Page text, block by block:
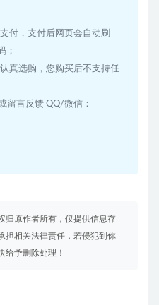
付，支付后网页会自动刷
；
真选购，您购买后不支持任
留言反馈 QQ/微信：
归原作者所有，仅提供信息存
担相关法律责任，若侵犯到你
给予删除处理！